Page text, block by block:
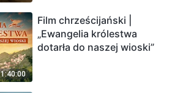
1:40:00
Film chrześcijański |
„Ewangelia królestwa
dotarła do naszej wioski”